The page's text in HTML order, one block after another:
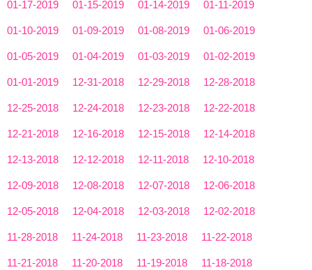
01-17-2019 01-15-2019 01-14-2019 01-11-2019
01-10-2019 01-09-2019 01-08-2019 01-06-2019
01-05-2019 01-04-2019 01-03-2019 01-02-2019
01-01-2019 12-31-2018 12-29-2018 12-28-2018
12-25-2018 12-24-2018 12-23-2018 12-22-2018
12-21-2018 12-16-2018 12-15-2018 12-14-2018
12-13-2018 12-12-2018 12-11-2018 12-10-2018
12-09-2018 12-08-2018 12-07-2018 12-06-2018
12-05-2018 12-04-2018 12-03-2018 12-02-2018
11-28-2018 11-24-2018 11-23-2018 11-22-2018
11-21-2018 11-20-2018 11-19-2018 11-18-2018